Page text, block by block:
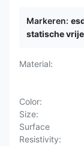
Markeren:
statische
Material:
Color:
Size:
Surface
Resistivity: